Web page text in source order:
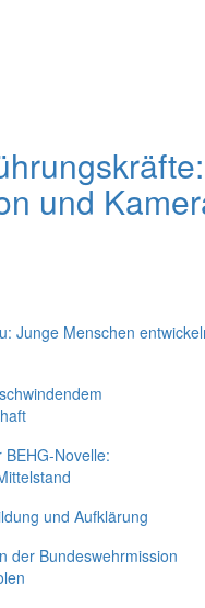
und
Junge Menschen
Novelle:
und Aufklärung
der Bundeswehrmission